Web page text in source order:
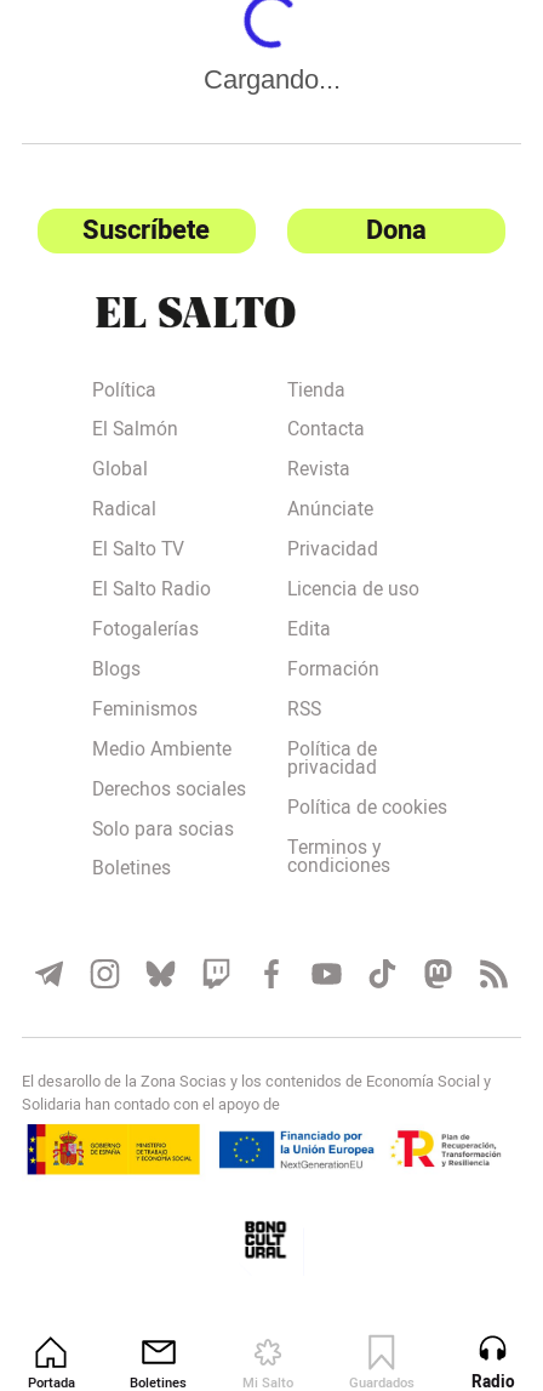
Portada Boletines Mi Salto Guardados Revista
Cargando...
Radio
Suscríbete Dona
Política
El Salmón
Global
Radical
El Salto TV
El Salto Radio
Fotogalerías
Blogs
Feminismos
Medio Ambiente
Derechos sociales
Solo para socias
Boletines
Tienda
Contacta
Revista
Anúnciate
Privacidad
Licencia de uso
Edita
Formación
RSS
Política de
privacidad
Política de cookies
Terminos y
condiciones
El desarollo de la Zona Socias y los contenidos de Economía Social y
Solidaria han contado con el apoyo de